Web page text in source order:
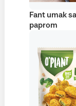
Fant umak
paprom